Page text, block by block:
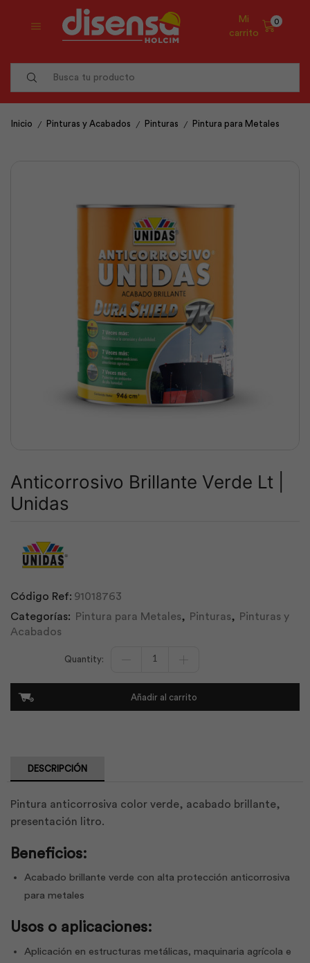
Mi
carrito
0
Inicio / Pinturas y Acabados / Pinturas / Pintura para Metales
Anticorrosivo Brillante Verde Lt |
Unidas
Código Ref: 91018763
Categorías:
Pintura para Metales, Pinturas,
Pinturas y
Acabados
Añadir al carrito
DESCRIPCIÓN
Pintura anticorrosiva color verde, acabado brillante,
presentación litro.
Beneficios:
Acabado brillante verde con alta protección anticorrosiva
para metales
Usos o aplicaciones:
Aplicación en estructuras metálicas, maquinaria agrícola e